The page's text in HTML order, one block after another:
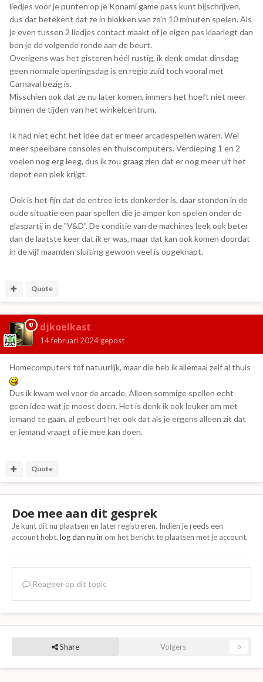
liedjes voor je punten op je Konami game pass kunt bijschrijven,
dus dat betekent dat ze in blokken van zo'n 10 minuten spelen. Als
je even tussen 2 liedjes contact maakt of je eigen pas klaarlegt dan
ben je de volgende ronde aan de beurt.
Overigens was het gisteren héél rustig, ik denk omdat dinsdag
geen normale openingsdag is en regio zuid toch vooral met
Carnaval bezig is.
Misschien ook dat ze nu later komen, immers het hoeft niet meer
binnen de tijden van het winkelcentrum.
Ik had niet echt het idee dat er meer arcadespellen waren. Wel
meer speelbare consoles en thuiscomputers. Verdieping 1 en 2
voelen nog erg leeg, dus ik zou graag zien dat er nog meer uit het
depot een plek krijgt.
Ook is het fijn dat de entree iets donkerder is, daar stonden in de
oude situatie een paar spellen die je amper kon spelen onder de
glaspartij in de "V&D". De conditie van de machines leek ook beter
dan de laatste keer dat ik er was, maar dat kan ook komen doordat
in de vijf maanden sluiting gewoon veel is opgeknapt.
Quote
djkoelkast
14 februari 2024 gepost
Homecomputers tof natuurlijk, maar die heb ik allemaal zelf al thuis
Dus ik kwam wel voor de arcade. Alleen sommige spellen echt
geen idee wat je moest doen. Het is denk ik ook leuker om met
iemand te gaan, al gebeurt het ook dat als je ergens alleen zit dat
er iemand vraagt of ie mee kan doen.
Quote
Doe mee aan dit gesprek
Je kunt dit nu plaatsen en later registreren. Indien je reeds een
account hebt, log dan nu in om het bericht te plaatsen met je account.
Reageer op dit topic
Share Volgers 0